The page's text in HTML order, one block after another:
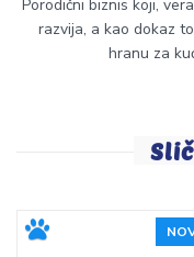
Porodični biznis koji,
razvija, a kao dokaz
hranu za